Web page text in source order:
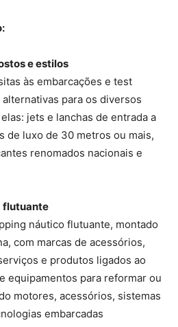
e estilos
às embarcações e test
para os diversos
jets e lanchas de entrada a
de luxo de 30 metros ou mais,
renomados nacionais e
flutuante
náutico flutuante, montado
com marcas de acessórios,
e produtos ligados ao
equipamentos para reformar ou
motores, acessórios, sistemas
embarcadas